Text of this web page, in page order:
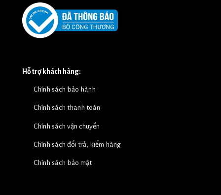
Hỗ trợ khách hàng:
Chính sách bảo hành
Chính sách thanh toán
Chính sách vận chuyển
Chính sách đổi trả, kiểm hàng
Chính sách bảo mật